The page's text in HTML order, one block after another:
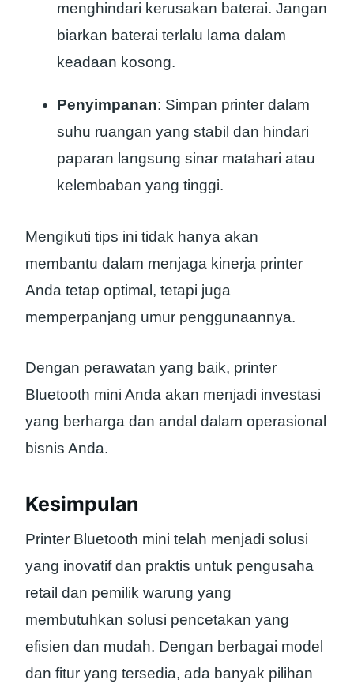
menghindari kerusakan baterai. Jangan
biarkan baterai terlalu lama dalam
keadaan kosong.
Penyimpanan: Simpan printer dalam
suhu ruangan yang stabil dan hindari
paparan langsung sinar matahari atau
kelembaban yang tinggi.
Mengikuti tips ini tidak hanya akan
membantu dalam menjaga kinerja printer
Anda tetap optimal, tetapi juga
memperpanjang umur penggunaannya.
Dengan perawatan yang baik, printer
Bluetooth mini Anda akan menjadi investasi
yang berharga dan andal dalam operasional
bisnis Anda.
Kesimpulan
Printer Bluetooth mini telah menjadi solusi
yang inovatif dan praktis untuk pengusaha
retail dan pemilik warung yang
membutuhkan solusi pencetakan yang
efisien dan mudah. Dengan berbagai model
dan fitur yang tersedia, ada banyak pilihan